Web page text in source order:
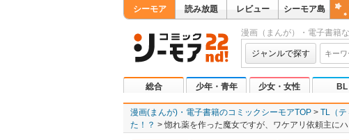
シーモア 読み放題 レビュー シーモア島
漫画（まんが）・電子書籍
ジャンルで探す
総合 少年・青年 少女・女性 BL
漫画(まんが)・電子書籍のコミックシーモアTOP TL（テ
た！？
惚れ薬を作った魔女ですが、ワケアリ依頼主に